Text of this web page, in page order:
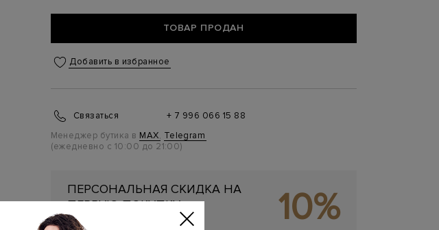
ТОВАР ПРОДАН
Добавить в избранное
Связаться
+ 7 996 066 15 88
Менеджер бутика в MAX, Telegram
(ежедневно с 10:00 до 21:00)
ПЕРСОНАЛЬНАЯ СКИДКА НА
ПЕРВУЮ ПОКУПКУ
Подробнее 10%